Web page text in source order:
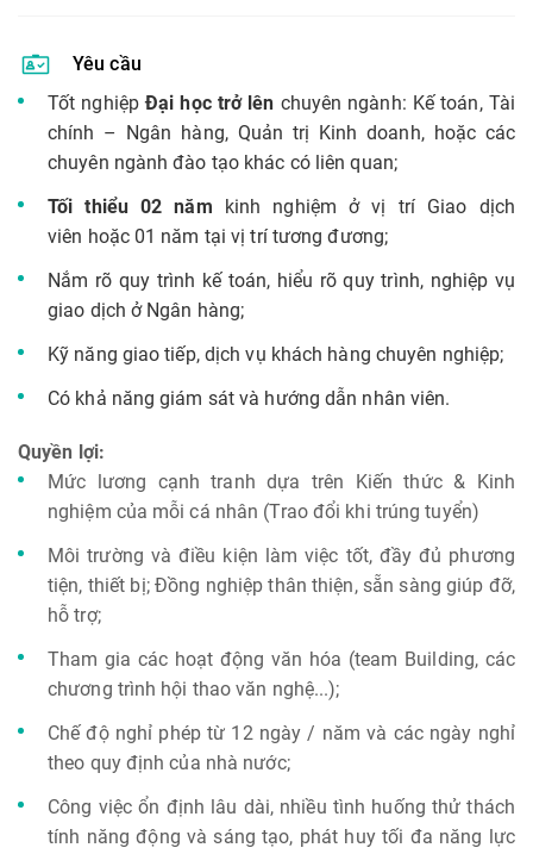
Yêu cầu
Tốt nghiệpĐại học trở lên chuyên ngành: Kế toán, Tài
chính – Ngân hàng, Quản trị Kinh doanh, hoặc các
chuyên ngành đào tạo khác có liên quan;
Tối thiểu 02 năm kinh nghiệm ở vị trí Giao dịch
viên hoặc 01 năm tại vị trí tương đương;
Nắm rõ quy trình kế toán, hiểu rõ quy trình, nghiệp vụ
giao dịch ở Ngân hàng;
Kỹ năng giao tiếp, dịch vụ khách hàng chuyên nghiệp;
Có khả năng giám sát và hướng dẫn nhân viên.
Quyền lợi:
Mức lương cạnh tranh dựa trên Kiến thức & Kinh
nghiệm của mỗi cá nhân (Trao đổi khi trúng tuyển)
Môi trường và điều kiện làm việc tốt, đầy đủ phương
tiện, thiết bị; Đồng nghiệp thân thiện, sẵn sàng giúp đỡ,
hỗ trợ;
Tham gia các hoạt động văn hóa (team Building, các
chương trình hội thao văn nghệ...);
Chế độ nghỉ phép từ 12 ngày / năm và các ngày nghỉ
theo quy định của nhà nước;
Công việc ổn định lâu dài, nhiều tình huống thử thách
tính năng động và sáng tạo, phát huy tối đa năng lực